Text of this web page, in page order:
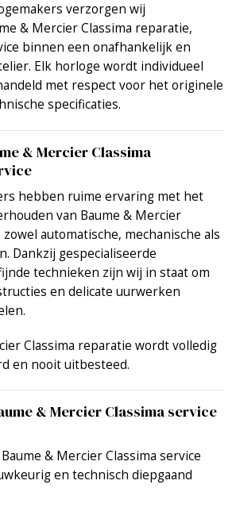
verzorgen wij
& Mercier Classima reparatie,
binnen een onafhankelijk en
Elk horloge wordt individueel
met respect voor het originele
specificaties.
& Mercier Classima
hebben ruime ervaring met het
van Baume & Mercier
automatische, mechanische als
Dankzij gespecialiseerde
technieken zijn wij in staat om
en delicate uurwerken
Classima reparatie wordt volledig
en nooit uitbesteed.
& Mercier Classima service
& Mercier Classima service
en technisch diepgaand